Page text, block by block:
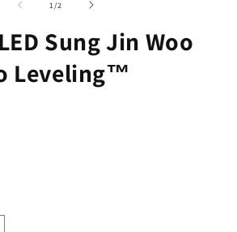
1 /su
2
Sung Jin Woo
Leveling™